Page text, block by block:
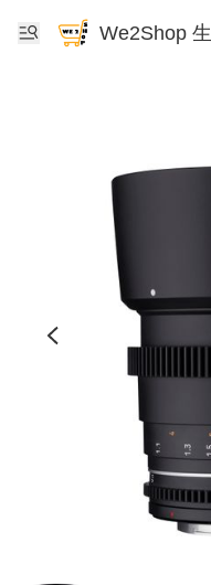
We2Shop